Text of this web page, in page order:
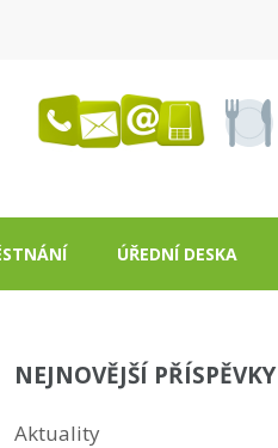
ÚŘEDNÍ DESKA
NEJNOVĚJŠÍ PŘÍSPĚVKY
Aktuality